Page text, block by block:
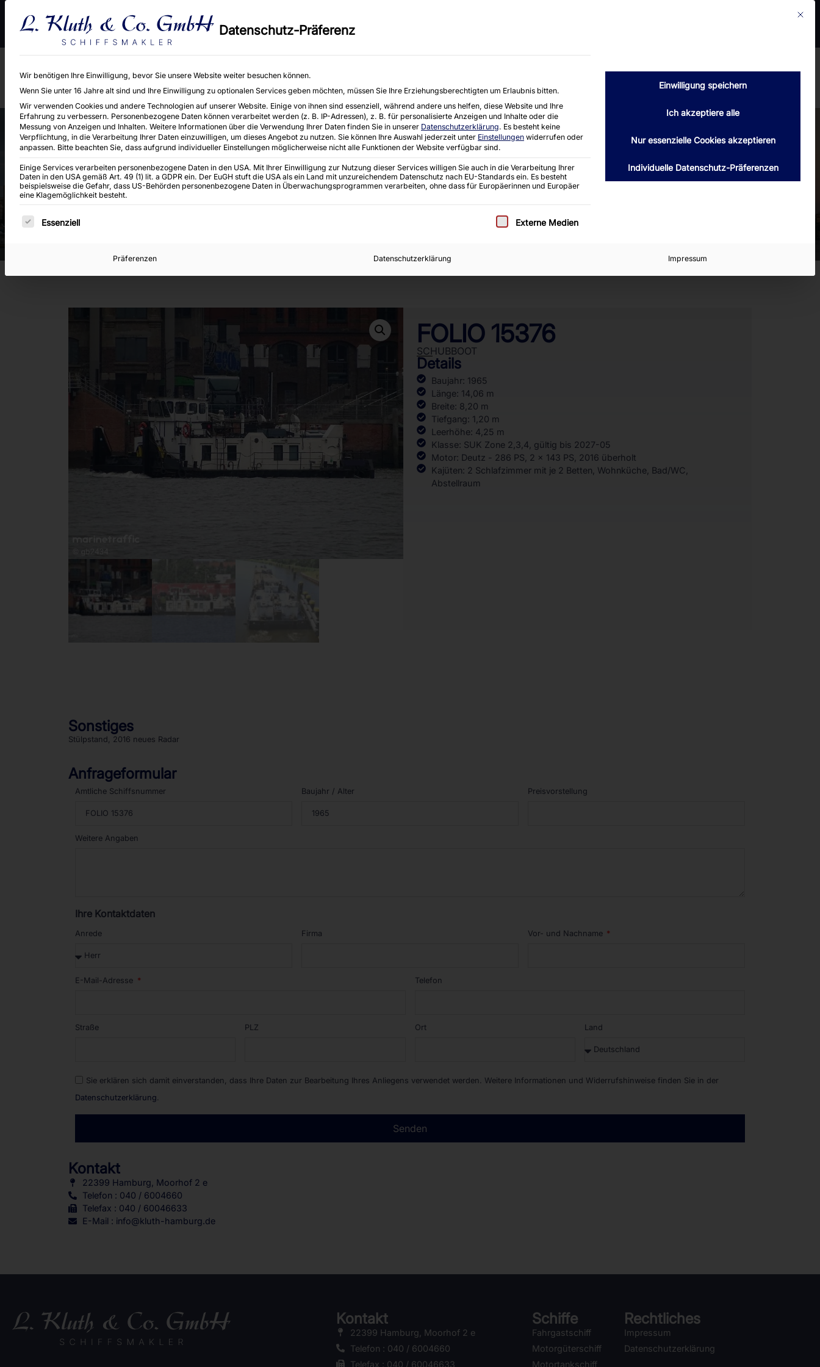
An- und Verkauf von Binnen-, Küsten- und Seeschiffen sowie Baggereigeräten aller Art, einschließlich
Neubaukontrahierungen.
Kontakt Angebot anfordern
FOLIO 15376
FOLIO 15376
SCHUBBOOT
Details
Baujahr: 1965
Länge: 14,06 m
Breite: 8,20 m
Tiefgang: 1,20 m
Leerhöhe: 4,25 m
Klasse: SUK Zone 2,3,4, gültig bis 2027-05
Motor: Deutz - 286 PS, 2 x 143 PS, 2016 überholt
Kajüten: 2 Schlafzimmer mit je 2 Betten, Wohnküche, Bad/WC,
Abstellraum
Sonstiges
Stülpstand, 2016 neues Radar
Anfrageformular
Amtliche Schiffsnummer Baujahr / Alter Preisvorstellung
Weitere Angaben
Ihre Kontaktdaten
Anrede Firma Vor- und Nachname
E-Mail-Adresse Telefon
Straße PLZ Ort Land
Sie erklären sich damit einverstanden, dass Ihre Daten zur Bearbeitung Ihres Anliegens verwendet werden. Weitere Informationen und Widerrufshinweise finden Sie in der
Datenschutzerklärung
Senden
Kontakt
22399 Hamburg, Moorhof 2 e
Telefon : 040 / 6004660
Telefax : 040 / 60046633
E-Mail : info@kluth-hamburg.de
Kontakt
22399 Hamburg, Moorhof 2 e
Telefon : 040 / 6004660
Telefax : 040 / 60046633
Schiffe
Fahrgastschiff
Motorgüterschiff
Motortankschiff
Rechtliches
Impressum
Datenschutzerklärung
Mit
Datenschutz-Präferenz
Wir benötigen Ihre Einwilligung, bevor Sie unsere Website weiter besuchen können.
Wenn Sie unter 16 Jahre alt sind und Ihre Einwilligung zu optionalen Services geben möchten, müssen Sie Ihre Erziehungsberechtigten um Erlaubnis bitten.
Wir verwenden Cookies und andere Technologien auf unserer Website. Einige von ihnen sind essenziell, während andere uns helfen, diese Website und Ihre
Erfahrung zu verbessern. Personenbezogene Daten können verarbeitet werden (z. B. IP-Adressen), z. B. für personalisierte Anzeigen und Inhalte oder die
Messung von Anzeigen und Inhalten. Weitere Informationen über die Verwendung Ihrer Daten finden Sie in unserer Datenschutzerklärung. Es besteht keine
Verpflichtung, in die Verarbeitung Ihrer Daten einzuwilligen, um dieses Angebot zu nutzen. Sie können Ihre Auswahl jederzeit unter Einstellungen widerrufen oder
anpassen. Bitte beachten Sie, dass aufgrund individueller Einstellungen möglicherweise nicht alle Funktionen der Website verfügbar sind.
Einige Services verarbeiten personenbezogene Daten in den USA. Mit Ihrer Einwilligung zur Nutzung dieser Services willigen Sie auch in die Verarbeitung Ihrer
Daten in den USA gemäß Art. 49 (1) lit. a GDPR ein. Der EuGH stuft die USA als ein Land mit unzureichendem Datenschutz nach EU-Standards ein. Es besteht
beispielsweise die Gefahr, dass US-Behörden personenbezogene Daten in Überwachungsprogrammen verarbeiten, ohne dass für Europäerinnen und Europäer
eine Klagemöglichkeit besteht.
Es folgt eine Liste der Service-Gruppen, für die eine Einwilligung erteilt werden kann. Die erste Service-Gruppe ist essenziell und kann nicht
Essenziell Externe Medien
Einwilligung speichern
Ich akzeptiere alle
Nur essenzielle Cookies akzeptieren
Individuelle Datenschutz-Präferenzen
Präferenzen Datenschutzerklärung Impressum